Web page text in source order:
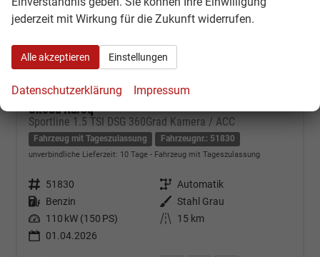
Skoda Karoq
Sportline 1.5 TSI DSG 360Grad Kamera / ACC
Fahrzeug mit Tageszulassung Fahrzeugnr.: 51830
unverbindliche Lieferzeit: 10 Tage Fahrzeug mit Tageszulassung
Fahrzeugnr. 51830 Getriebe Automatik
Kraftstoff Benzin Außenfarbe Stahl Grau
Leistung 110 kW (150 PS) Kilometerstand
15 km
01.04.2026
jederzeit mit Wirkung für die Zukunft widerrufen.
Alle akzeptieren Einstellungen
Datenschutzerklärung Impressum